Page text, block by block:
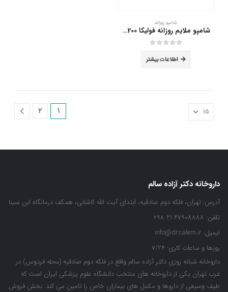
شامپو روزانه
شامپو ملایم روزانه فولیکا 200 میلی لیتر
اطلاعات بیشتر
1
2
داروخانه دکتر آزاده سالم
آدرس: تهران، فلکه دوم صادقیه، ابتدای آیت الله کاشانی، همکف درمانگاه ابن سینا
تلفن: 47908888 21 98+
ایمیل: info@drsalem.ir
روزها و ساعات کاری: 7/24
داروخانه شبانه روزی دکتر آزاده سالم واقع در فلکه دوم صادقیه (محله فردوس) در
غرب تهران یکی از داروخانه های منتخب دانشگاه علوم پزشکی ایران است که
طیف وسیعی از داروها و مکمل های بیماران خاص را تامین می کند. بخش فروش